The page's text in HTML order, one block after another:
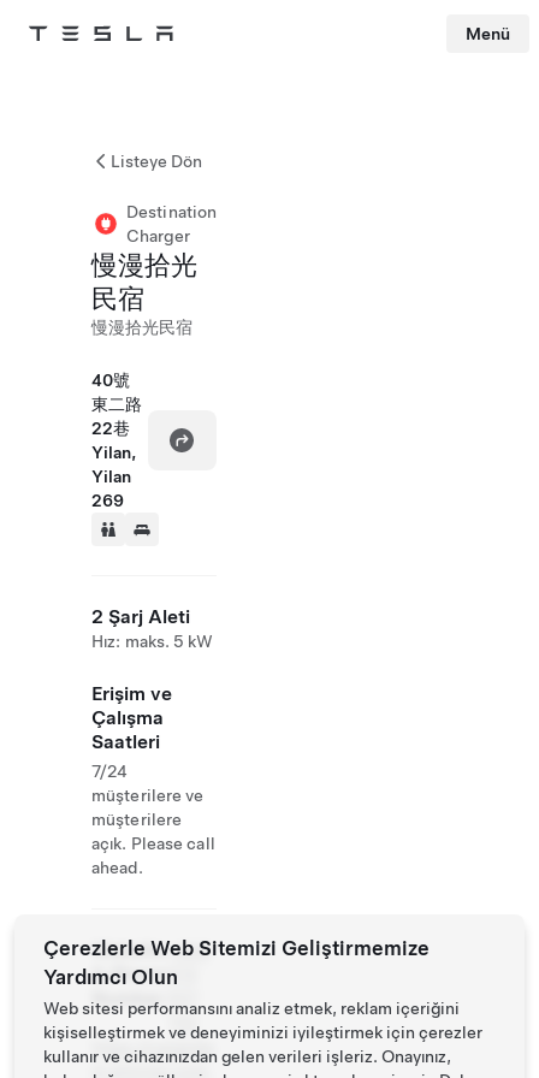
Tesla Menü
Listeye Dön
Destination
Charger
慢漫拾光
民宿
慢漫拾光民宿
40號
東二路
22巷
Yilan,
Yilan
269
2 Şarj Aleti
Hız: maks. 5 kW
Erişim ve
Çalışma
Saatleri
7/24
müşterilere ve
müşterilere
açık. Please call
ahead.
Website
& Phone
Number
+886
972
732
https://carpedie
m.ylminsu.com.
Çerezlerle Web Sitemizi Geliştirmemize
Yardımcı Olun
Web sitesi performansını analiz etmek, reklam içeriğini
kişiselleştirmek ve deneyiminizi iyileştirmek için çerezler
kullanır ve cihazınızdan gelen verileri işleriz. Onayınız,